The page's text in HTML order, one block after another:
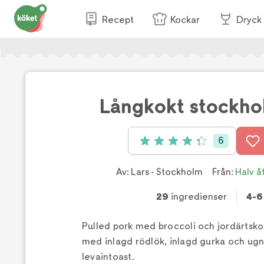
Recept Kockar Dryck
Långkokt
Betyg: 4.33 av 5 (6 röster)
6
Av: Lars - Stockholm Från: Halv
29 ingredienser 4-6
Pulled pork med broccoli och
med inlagd rödlök, inlagd gurka och
levaintoast.